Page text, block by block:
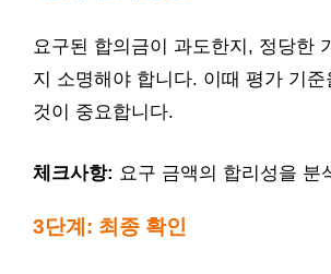
요구된 합의금이 과도한지, 정당한
지 소명해야 합니다. 이때 평가 기
것이 중요합니다.
체크사항: 요구 금액의 합리성을 분
3단계: 최종 확인